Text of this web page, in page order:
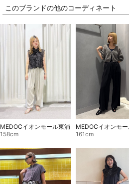
このブランドの他のコーディネート
MEDOCイオンモール東浦
158cm
MEDOCイオンモー
161cm